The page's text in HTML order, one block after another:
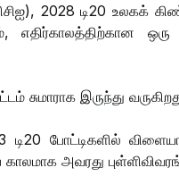
2028 டி20
எதிர்காலத்திற்கான
இருந்து
போட்டிகளில்
காலமாக அவரது